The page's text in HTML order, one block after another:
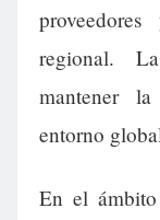
regional.
mantener
entorno
En el